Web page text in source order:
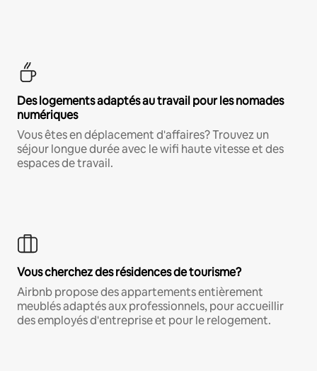
Des logements adaptés au travail pour les nomades
numériques
Vous êtes en déplacement d'affaires? Trouvez un
séjour longue durée avec le wifi haute vitesse et des
espaces de travail.
Vous cherchez des résidences de tourisme?
Airbnb propose des appartements entièrement
meublés adaptés aux professionnels, pour accueillir
des employés d'entreprise et pour le relogement.